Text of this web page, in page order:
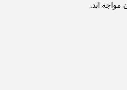
مواجه اند.